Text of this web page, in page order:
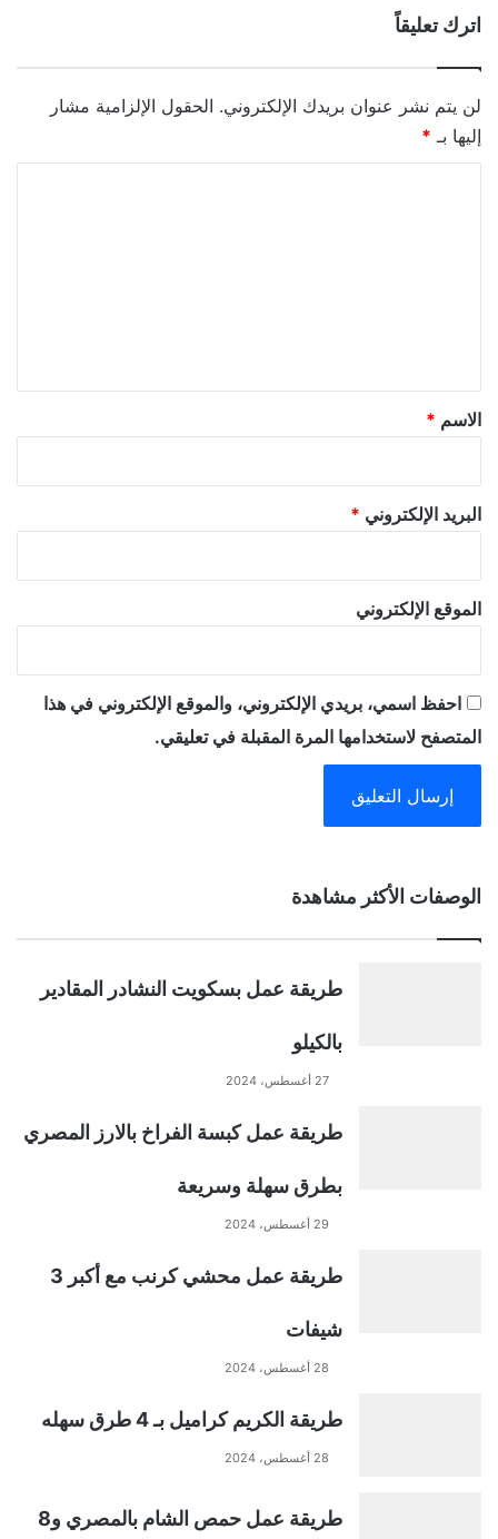
اترك تعليقاً
لن يتم نشر عنوان بريدك الإلكتروني. الحقول الإلزامية مشار
إليها بـ *
*
الاسم *
البريد الإلكتروني *
الموقع الإلكتروني
احفظ اسمي، بريدي الإلكتروني، والموقع الإلكتروني في هذا
المتصفح لاستخدامها المرة المقبلة في تعليقي.
lالوصفات الأكثر مشاهدة
طريقة عمل بسكويت النشادر المقادير
بالكيلو
27 أغسطس، 2024
طريقة عمل كبسة الفراخ بالارز المصري
بطرق سهلة وسريعة
29 أغسطس، 2024
طريقة عمل محشي كرنب مع أكبر 3
شيفات
28 أغسطس، 2024
طريقة الكريم كراميل بـ 4 طرق سهله
28 أغسطس، 2024
طريقة عمل حمص الشام بالمصري و8